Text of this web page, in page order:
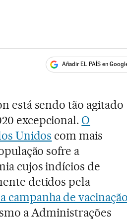
Añadir EL PAÍS en
está sendo tão agitado
excepcional. O
Unidos com mais
sofre a
cujos indícios de
detidos pela
campanha de vacinação
a Administrações